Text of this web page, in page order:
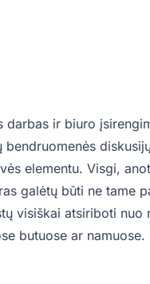
darbas ir biuro
bendruomenės
elementu. Visgi,
galėtų būti ne tame
visiškai atsiriboti nuo
butuose ar